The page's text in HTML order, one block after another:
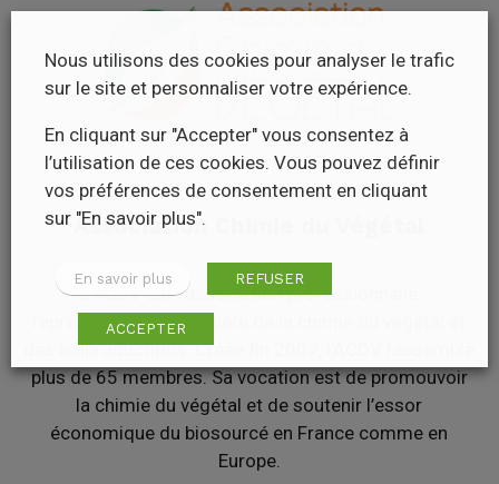
Association Chimie du Végétal
L’ACDV est l’association professionnelle
représentative de la filière de la chimie du végétal et
des bioproductions. Créée fin 2007, l’ACDV rassemble
plus de 65 membres. Sa vocation est de promouvoir
la chimie du végétal et de soutenir l’essor
économique du biosourcé en France comme en
Europe.
Nous utilisons des cookies pour analyser le trafic
sur le site et personnaliser votre expérience.
En cliquant sur "Accepter" vous consentez à
l’utilisation de ces cookies. Vous pouvez définir
vos préférences de consentement en cliquant
sur "En savoir plus".
En savoir plus REFUSER
ACCEPTER